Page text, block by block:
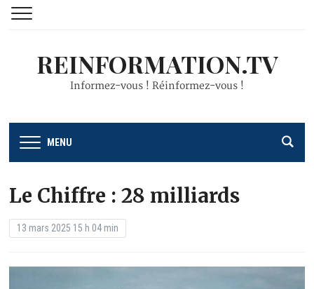
REINFORMATION.TV
Informez-vous ! Réinformez-vous !
MENU
Le Chiffre : 28 milliards
13 mars 2025 15 h 04 min